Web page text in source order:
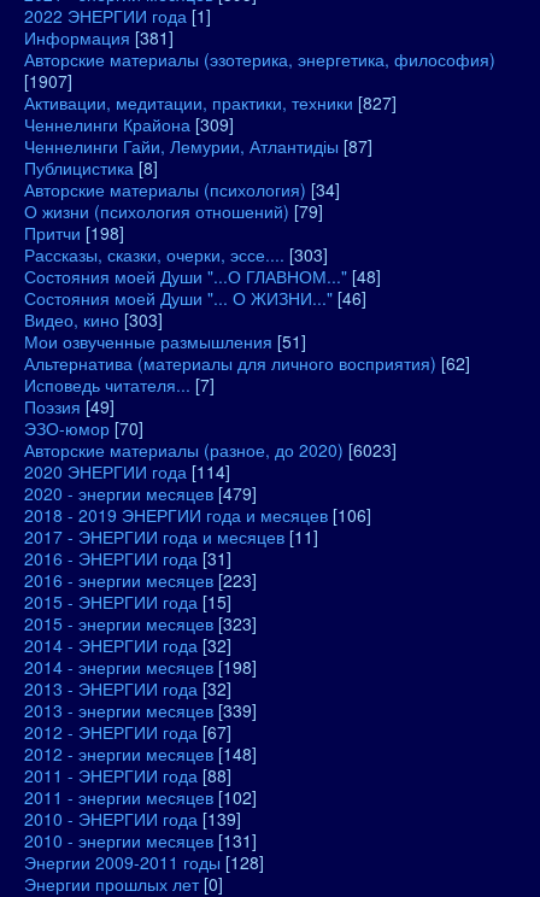
2022 ЭНЕРГИИ года [1]
Информация [381]
Авторские материалы (эзотерика, энергетика, философия)
[1907]
Активации, медитации, практики, техники [827]
Ченнелинги Крайона [309]
Ченнелинги Гайи, Лемурии, Атлантидіы [87]
Публицистика [8]
Авторские материалы (психология) [34]
О жизни (психология отношений) [79]
Притчи [198]
Рассказы, сказки, очерки, эссе.... [303]
Состояния моей Души "...О ГЛАВНОМ..." [48]
Состояния моей Души "... О ЖИЗНИ..." [46]
Видео, кино [303]
Мои озвученные размышления [51]
Альтернатива (материалы для личного восприятия) [62]
Исповедь читателя... [7]
Поэзия [49]
ЭЗО-юмор [70]
Авторские материалы (разное, до 2020) [6023]
2020 ЭНЕРГИИ года [114]
2020 - энергии месяцев [479]
2018 - 2019 ЭНЕРГИИ года и месяцев [106]
2017 - ЭНЕРГИИ года и месяцев [11]
2016 - ЭНЕРГИИ года [31]
2016 - энергии месяцев [223]
2015 - ЭНЕРГИИ года [15]
2015 - энергии месяцев [323]
2014 - ЭНЕРГИИ года [32]
2014 - энергии месяцев [198]
2013 - ЭНЕРГИИ года [32]
2013 - энергии месяцев [339]
2012 - ЭНЕРГИИ года [67]
2012 - энергии месяцев [148]
2011 - ЭНЕРГИИ года [88]
2011 - энергии месяцев [102]
2010 - ЭНЕРГИИ года [139]
2010 - энергии месяцев [131]
Энергии 2009-2011 годы [128]
Энергии прошлых лет [0]